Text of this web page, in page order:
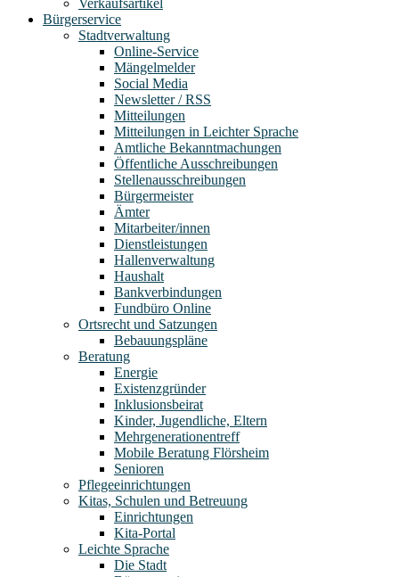
Bürgerservice
Stadtverwaltung
Online-Service
Mängelmelder
Social Media
Newsletter / RSS
Mitteilungen
Mitteilungen in Leichter Sprache
Amtliche Bekanntmachungen
Öffentliche Ausschreibungen
Stellenausschreibungen
Bürgermeister
Ämter
Mitarbeiter/innen
Dienstleistungen
Hallenverwaltung
Haushalt
Bankverbindungen
Fundbüro Online
Ortsrecht und Satzungen
Bebauungspläne
Beratung
Energie
Existenzgründer
Inklusionsbeirat
Kinder, Jugendliche, Eltern
Mehrgenerationentreff
Mobile Beratung Flörsheim
Senioren
Pflegeeinrichtungen
Kitas, Schulen und Betreuung
Einrichtungen
Kita-Portal
Leichte Sprache
Die Stadt